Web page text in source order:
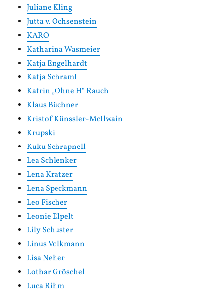
Juliane Kling
Jutta v. Ochsenstein
KARO
Katharina Wasmeier
Katja Engelhardt
Katja Schraml
Katrin „Ohne H“ Rauch
Klaus Büchner
Kristof Künssler-McIlwain
Krupski
Kuku Schrapnell
Lea Schlenker
Lena Kratzer
Lena Speckmann
Leo Fischer
Leonie Elpelt
Lily Schuster
Linus Volkmann
Lisa Neher
Lothar Gröschel
Luca Rihm